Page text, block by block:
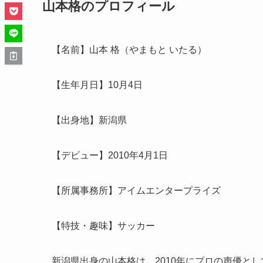
山本格のプロフィール
【名前】山本 格（やまもと いたる）
【生年月日】10月4日
【出身地】新潟県
【デビュー】2010年4月1日
【所属事務所】アイムエンタープライズ
【特技・趣味】サッカー
新潟県出身の山本格は、2010年にプロの声優と